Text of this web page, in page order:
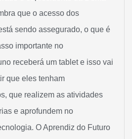
que o acesso dos
sendo assegurado, o que é
importante no
receberá um tablet e isso vai
que eles tenham
que realizem as atividades
e aprofundem no
O Aprendiz do Futuro